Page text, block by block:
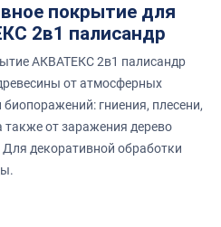
покрытие для
2в1 палисандр
АКВАТЕКС 2в1 палисандр
от атмосферных
гниения, плесени,
также от заражения дерево
декоративной обработки